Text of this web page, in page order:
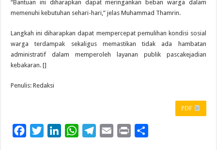
“Bantuan ini diharapkan dapat meringankan beban warga dalam
memenuhi kebutuhan sehari-hari,” jelas Muhammad Thamrin.
Langkah ini diharapkan dapat mempercepat pemulihan kondisi sosial
warga terdampak sekaligus memastikan tidak ada hambatan
administratif dalam memperoleh layanan publik pascakejadian
kebakaran. []
Penulis: Redaksi
PDF
W